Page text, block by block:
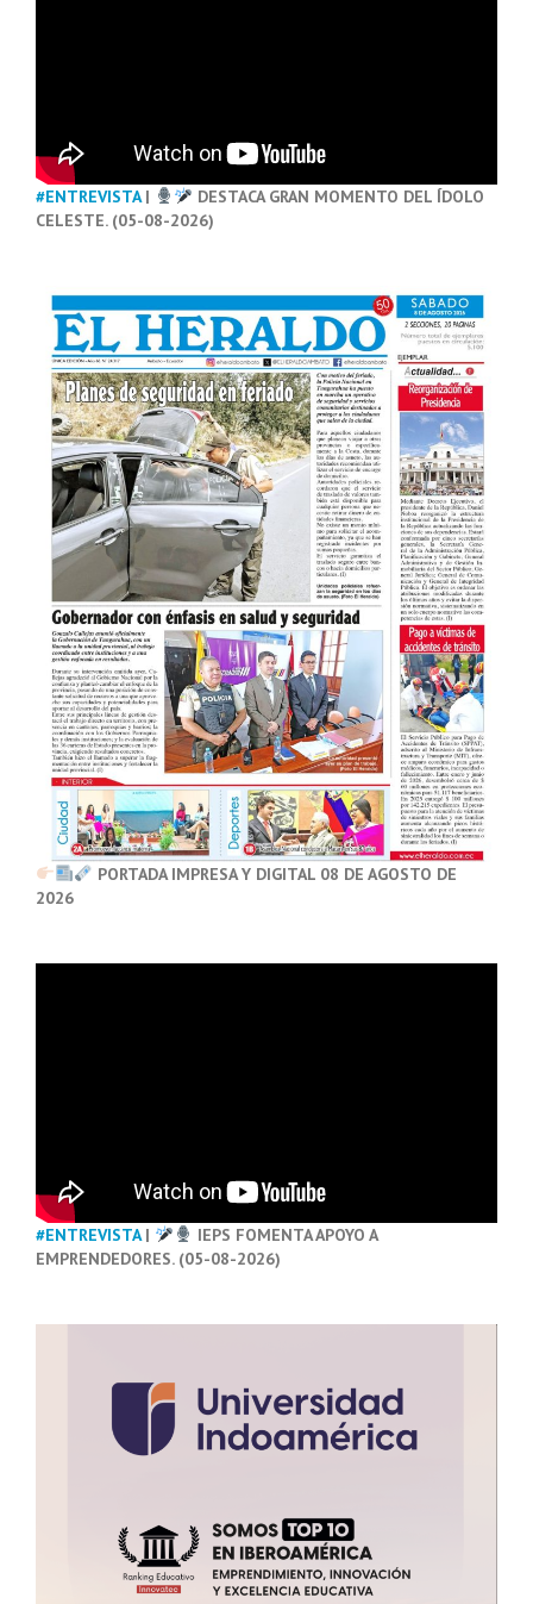
#ENTREVISTA|
DESTACA GRAN MOMENTO DEL ÍDOLO
CELESTE. (05-08-2026)
PORTADA IMPRESA Y DIGITAL 08 DE AGOSTO DE
2026
#ENTREVISTA|
IEPS FOMENTA APOYO A
EMPRENDEDORES. (05-08-2026)